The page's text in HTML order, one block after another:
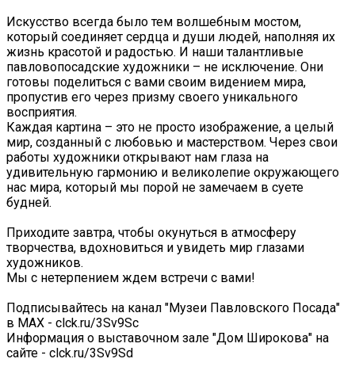
Искусство всегда было тем волшебным мостом,
который соединяет сердца и души людей, наполняя их
жизнь красотой и радостью. И наши талантливые
павловопосадские художники – не исключение. Они
готовы поделиться с вами своим видением мира,
пропустив его через призму своего уникального
восприятия.
Каждая картина – это не просто изображение, а целый
мир, созданный с любовью и мастерством. Через свои
работы художники открывают нам глаза на
удивительную гармонию и великолепие окружающего
нас мира, который мы порой не замечаем в суете
будней.
Приходите завтра, чтобы окунуться в атмосферу
творчества, вдохновиться и увидеть мир глазами
художников.
Мы с нетерпением ждем встречи с вами!
Подписывайтесь на канал "Музеи Павловского Посада"
в МАХ - clck.ru/3Sv9Sc
Информация о выставочном зале "Дом Широкова" на
сайте - clck.ru/3Sv9Sd